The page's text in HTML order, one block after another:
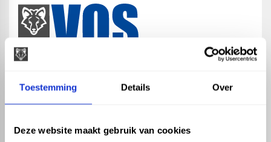
Toestemming Details Over
Deze website maakt gebruik van cookies
phone_enabled +31 416 75 02 55
mail info@vosproducts.nl